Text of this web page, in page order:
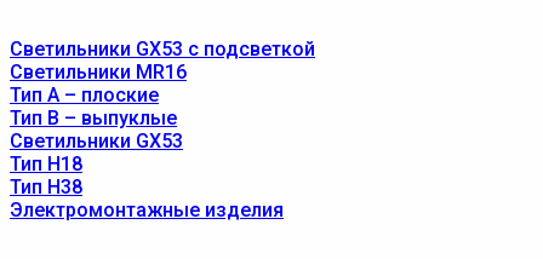
Светильники GX53 с подсветкой
Светильники MR16
Тип A – плоские
Тип B – выпуклые
Светильники GX53
Тип Н18
Тип Н38
Электромонтажные изделия